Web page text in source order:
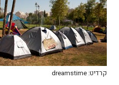
קרדיט: dreamstime